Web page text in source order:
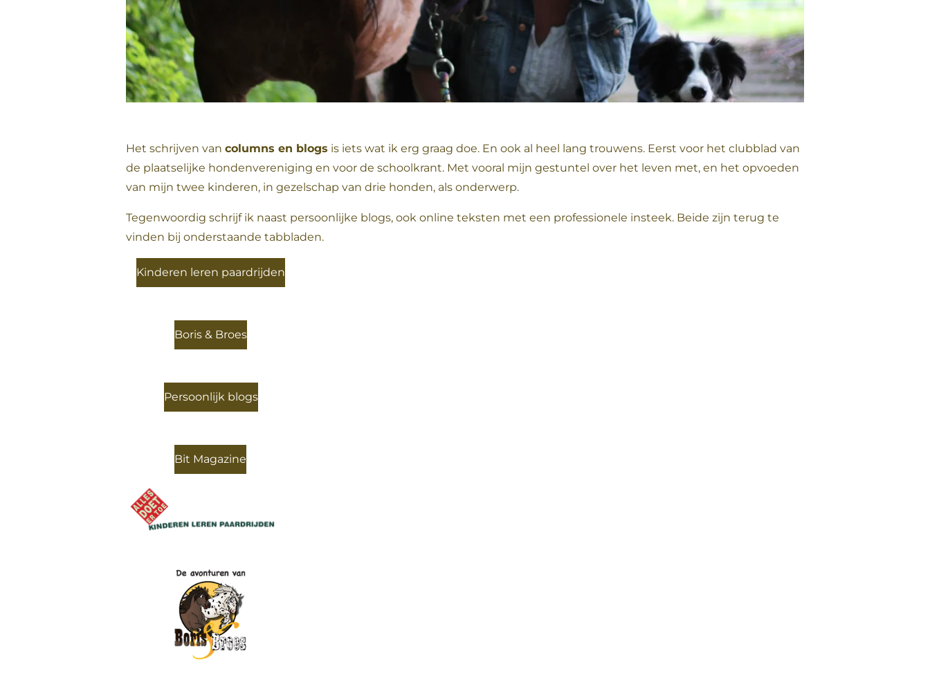
Het schrijven van columns en blogs is iets wat ik erg graag doe. En ook al heel lang trouwens. Eerst voor het clubblad van
de plaatselijke hondenvereniging en voor de schoolkrant. Met vooral mijn gestuntel over het leven met, en het opvoeden
van mijn twee kinderen, in gezelschap van drie honden, als onderwerp.
Tegenwoordig schrijf ik naast persoonlijke blogs, ook online teksten met een professionele insteek. Beide zijn terug te
vinden bij onderstaande tabbladen.
Kinderen leren paardrijden
Boris & Broes
Persoonlijk blogs
Bit Magazine